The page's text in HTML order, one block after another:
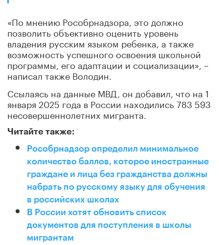
«По мнению Рособрнадзора, это должно
позволить объективно оценить уровень
владения русским языком ребенка, а также
возможность успешного освоения школьной
программы, его адаптации и социализации», –
написал также Володин.
Ссылаясь на данные МВД, он добавил, что на 1
января 2025 года в России находились 783 593
несовершеннолетних мигранта.
Читайте также:
Рособрнадзор определил минимальное
количество баллов, которое иностранные
граждане и лица без гражданства должны
набрать по русскому языку для обучения
в российских школах
В России хотят обновить список
документов для поступления в школы
мигрантам